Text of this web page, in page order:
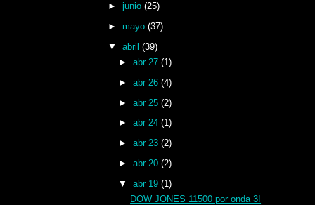
► junio (25)
► mayo (37)
▼ abril (39)
►abr 27(1)
►abr 26(4)
►abr 25(2)
►abr 24(1)
►abr 23(2)
►abr 20(2)
▼abr 19(1)
DOW JONES 11500 por onda 3!